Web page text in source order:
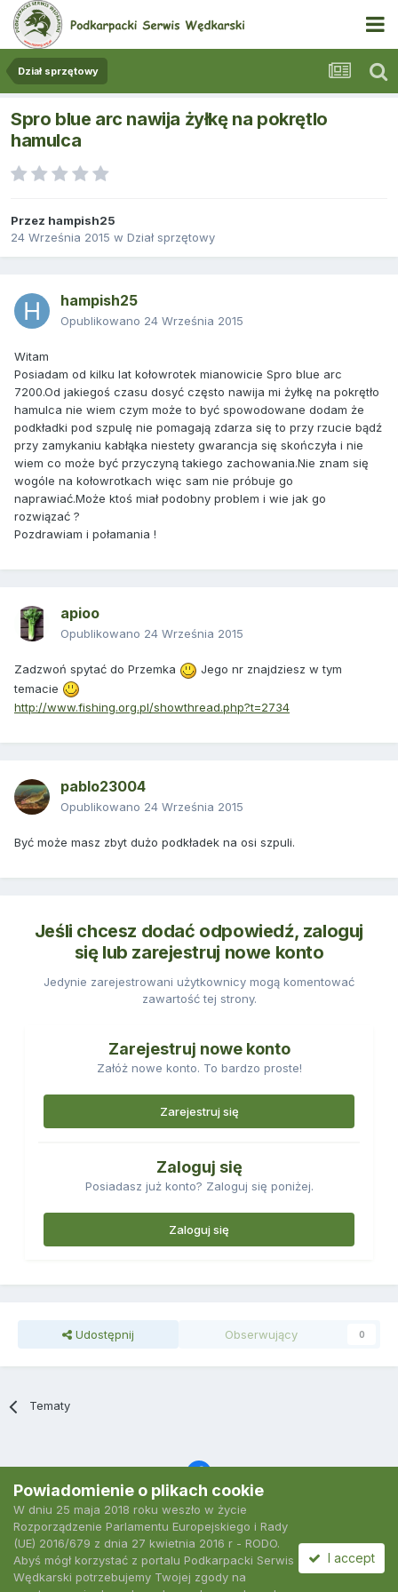
Dział sprzętowy
Spro blue arc nawija żyłkę na pokrętlo
hamulca
Przez hampish25
24 Września 2015 w Dział sprzętowy
hampish25
Opublikowano 24 Września 2015
Witam
Posiadam od kilku lat kołowrotek mianowicie Spro blue arc
7200.Od jakiegoś czasu dosyć często nawija mi żyłkę na pokrętło
hamulca nie wiem czym może to być spowodowane dodam że
podkładki pod szpulę nie pomagają zdarza się to przy rzucie bądź
przy zamykaniu kabłąka niestety gwarancja się skończyła i nie
wiem co może być przyczyną takiego zachowania.Nie znam się
wogóle na kołowrotkach więc sam nie próbuje go
naprawiać.Może ktoś miał podobny problem i wie jak go
rozwiązać ?
Pozdrawiam i połamania !
apioo
Opublikowano 24 Września 2015
Zadzwoń spytać do Przemka
Jego nr znajdziesz w tym
temacie
http://www.fishing.org.pl/showthread.php?t=2734
pablo23004
Opublikowano 24 Września 2015
Być może masz zbyt dużo podkładek na osi szpuli.
Jeśli chcesz dodać odpowiedź, zaloguj
się lub zarejestruj nowe konto
Jedynie zarejestrowani użytkownicy mogą komentować
zawartość tej strony.
Zarejestruj nowe konto
Załóż nowe konto. To bardzo proste!
Zarejestruj się
Zaloguj się
Posiadasz już konto? Zaloguj się poniżej.
Zaloguj się
Udostępnij Obserwujący 0
Tematy
Język Polityka prywatności Kontakt
2007-2026 Podkarpacki Serwis Wędkarski
Powiadomienie o plikach cookie
W dniu 25 maja 2018 roku weszło w życie
Rozporządzenie Parlamentu Europejskiego i Rady
(UE) 2016/679 z dnia 27 kwietnia 2016 r - RODO.
Abyś mógł korzystać z portalu Podkarpacki Serwis
Wędkarski potrzebujemy Twojej zgody na
I accept